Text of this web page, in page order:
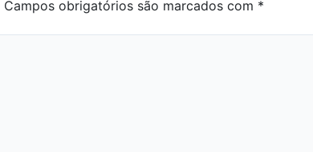
Campos obrigatórios são marcados com *